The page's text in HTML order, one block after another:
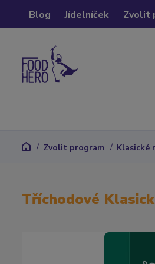
Blog Jídelníček Zvolit
Zvolit program Klasické
Tříchodové